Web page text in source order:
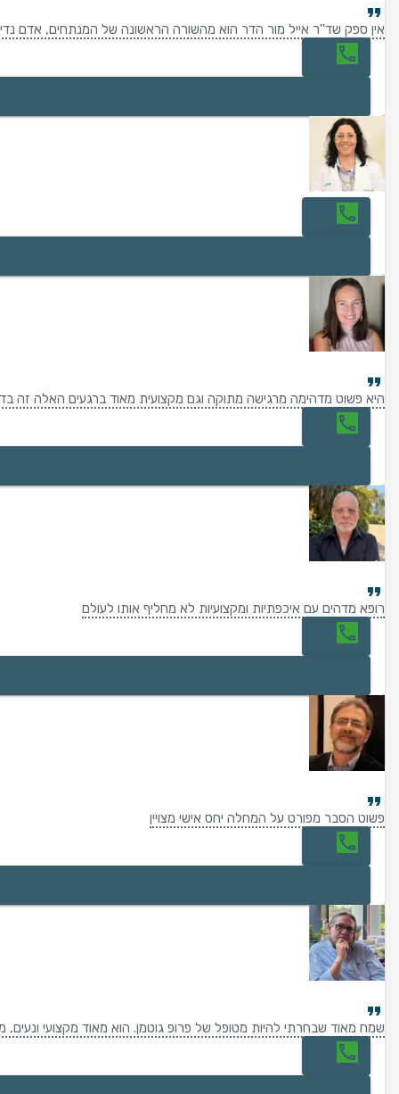
אין ספק שד''ר אייל מור הדר הוא מהשורה הראשונה של המנתחים, אדם
היא פשוט מדהימה מרגישה מתוקה וגם מקצועית מאוד ברגעים האלה זה
רופא מדהים עם איכפתיות ומקצועיות לא מחליף אותו לעולם
פשוט הסבר מפורט על המחלה יחס אישי מצויין
שמח מאוד שבחרתי להיות מטופל של פרופ גוטמן. הוא מאוד מקצועי